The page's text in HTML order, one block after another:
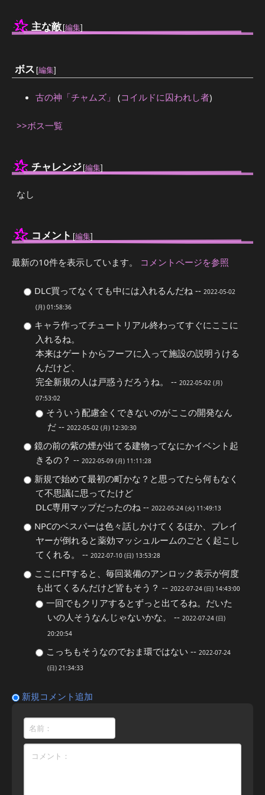
主な敵 [編集]
ボス [編集]
古の神「チャムズ」 (コイルドに囚われし者)
>>ボス一覧
チャレンジ [編集]
なし
コメント [編集]
最新の10件を表示しています。 コメントページを参照
DLC買ってなくても中には入れるんだね -- 2022-05-02
(月) 01:58:36
キャラ作ってチュートリアル終わってすぐにここに
入れるね。
本来はゲートからフーフに入って施設の説明うける
んだけど、
完全新規の人は戸惑うだろうね。 -- 2022-05-02 (月)
07:53:02
そういう配慮全くできないのがここの開発なん
だ -- 2022-05-02 (月) 12:30:30
鏡の前の紫の煙が出てる建物ってなにかイベント起
きるの？ -- 2022-05-09 (月) 11:11:28
新規で始めて最初の町かな？と思ってたら何もなく
て不思議に思ってたけど
DLC専用マップだったのね -- 2022-05-24 (火) 11:49:13
NPCのベスパーは色々話しかけてくるほか、プレイ
ヤーが倒れると薬効マッシュルームのごとく起こし
てくれる。 -- 2022-07-10 (日) 13:53:28
ここにFTすると、毎回装備のアンロック表示が何度
も出てくるんだけど皆もそう？ -- 2022-07-24 (日) 14:43:00
一回でもクリアするとずっと出てるね。だいた
いの人そうなんじゃないかな。 -- 2022-07-24 (日)
20:20:54
こっちもそうなのでおま環ではない -- 2022-07-24
(日) 21:34:33
新規コメント追加